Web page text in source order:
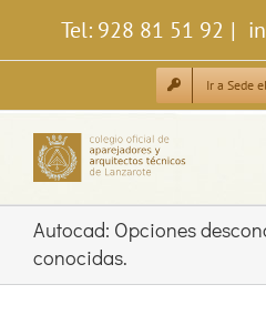
contenido
Tel: 928 81 51 92 |
Ir a Sede
Autocad: Opciones
conocidas.